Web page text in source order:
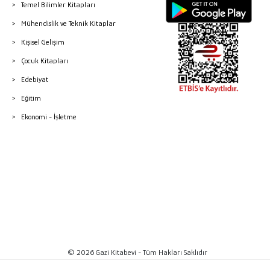
Temel Bilimler Kitapları
Mühendislik ve Teknik Kitaplar
Kişisel Gelişim
Çocuk Kitapları
Edebiyat
Eğitim
Ekonomi - İşletme
© 2026 Gazi Kitabevi - Tüm Hakları Saklıdır